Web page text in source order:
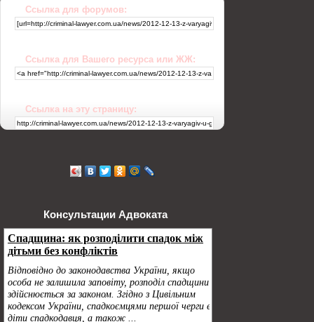
Ссылка для форумов:
Ссылка для Вашего ресурса или ЖЖ:
Ссылка на эту страницу:
Консультации Адвоката